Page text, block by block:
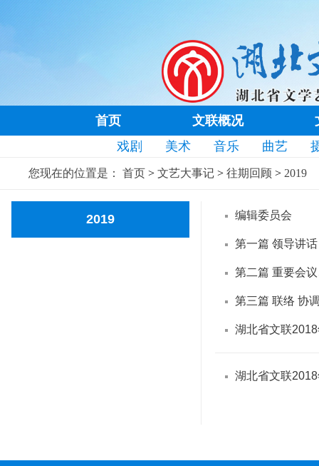
首页 文联概况
戏剧
美术 音乐 曲艺
您现在的位置是： 首页 > 文艺大事记 > 往期回顾 > 2019
2019 编辑委员会
第一篇 领导讲话
第二篇 重要会
第三篇 联络 协
湖北省文联
湖北省文联